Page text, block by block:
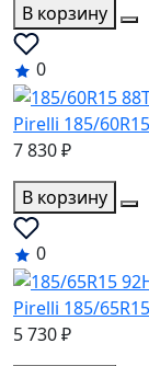
В корзину
0
Pirelli 185/
7 830 ₽
В корзину
0
Pirelli 185/
5 730 ₽